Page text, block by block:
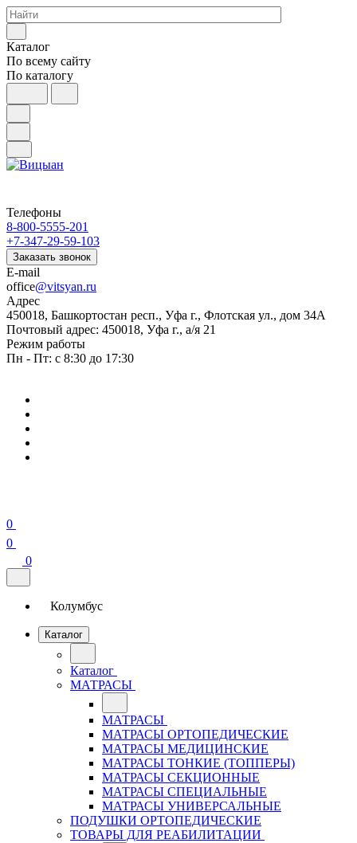
Каталог
По всему сайту
По каталогу
Телефоны
8-800-5555-201
+7-347-29-59-103
Заказать звонок
E-mail
office@vitsyan.ru
Адрес
450018, Башкортостан респ., Уфа г., Флотская ул., дом 34А
Почтовый адрес: 450018, Уфа г., а/я 21
Режим работы
Пн - Пт: с 8:30 до 17:30
0
0
0
Колумбус
Каталог
Каталог
МАТРАСЫ
МАТРАСЫ
МАТРАСЫ ОРТОПЕДИЧЕСКИЕ
МАТРАСЫ МЕДИЦИНСКИЕ
МАТРАСЫ ТОНКИЕ (ТОППЕРЫ)
МАТРАСЫ СЕКЦИОННЫЕ
МАТРАСЫ СПЕЦИАЛЬНЫЕ
МАТРАСЫ УНИВЕРСАЛЬНЫЕ
ПОДУШКИ ОРТОПЕДИЧЕСКИЕ
ТОВАРЫ ДЛЯ РЕАБИЛИТАЦИИ